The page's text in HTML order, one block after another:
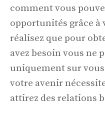
comment vous
opportunités grâce à
réalisez que pour
avez besoin vous ne
uniquement sur
votre avenir
attirez des relations